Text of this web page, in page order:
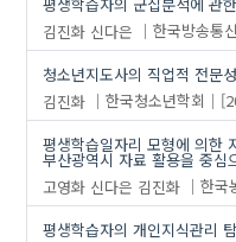
김진화 신다은 한국방송통
청소년지도사의 직업적 전문
김진화
한국청소년학회
평생학습일자리 모형에 의한
부산광역시 자료 활용을 중심
고영화 신다은 김진화 한국
평생학습자의 개인지식관리